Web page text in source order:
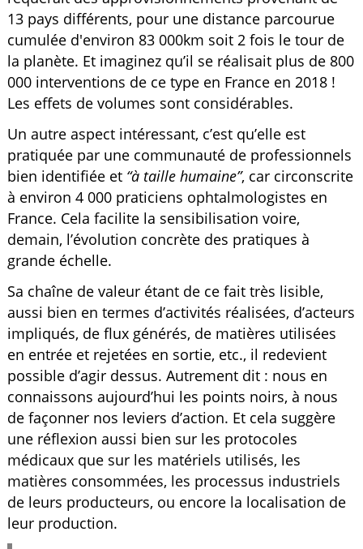
13 pays différents, pour une distance parcourue
cumulée d'environ 83 000km soit 2 fois le tour de
la planète. Et imaginez qu’il se réalisait plus de 800
000 interventions de ce type en France en 2018 !
Les effets de volumes sont considérables.
Un autre aspect intéressant, c’est qu’elle est
pratiquée par une communauté de professionnels
bien identifiée et “à taille humaine”, car circonscrite
à environ 4 000 praticiens ophtalmologistes en
France. Cela facilite la sensibilisation voire,
demain, l’évolution concrète des pratiques à
grande échelle.
Sa chaîne de valeur étant de ce fait très lisible,
aussi bien en termes d’activités réalisées, d’acteurs
impliqués, de flux générés, de matières utilisées
en entrée et rejetées en sortie, etc., il redevient
possible d’agir dessus. Autrement dit : nous en
connaissons aujourd’hui les points noirs, à nous
de façonner nos leviers d’action. Et cela suggère
une réflexion aussi bien sur les protocoles
médicaux que sur les matériels utilisés, les
matières consommées, les processus industriels
de leurs producteurs, ou encore la localisation de
leur production.